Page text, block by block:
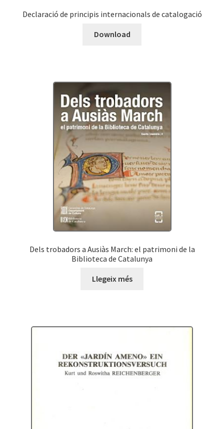
Declaració de principis internacionals de catalogació
Download
Dels trobadors a Ausiàs March: el patrimoni de la
Biblioteca de Catalunya
Llegeix més